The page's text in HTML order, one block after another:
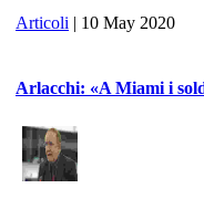
Articoli | 10 May 2020
Arlacchi: «A Miami i